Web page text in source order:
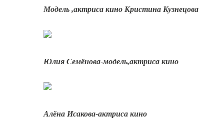
Модель ,актриса кино Кристина Кузнецова
Юлия Семёнова-модель,актриса кино
Алёна Исакова-актриса кино